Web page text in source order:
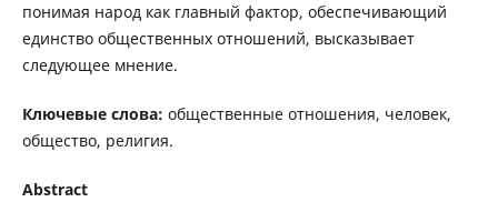
понимая народ как главный фактор, обеспечивающий
единство общественных отношений, высказывает
следующее мнение.
Ключевые слова: общественные отношения, человек,
общество, религия.
Abstract